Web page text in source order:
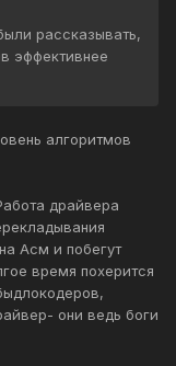
рассказывать,
эффективнее
алгоритмов
драйвера
Асм и побегут
время похерится
они ведь боги